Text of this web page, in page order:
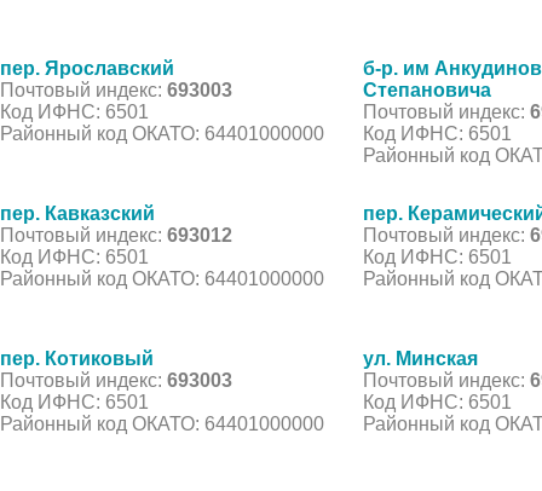
пер. Ярославский
Почтовый индекс: 693003
Код ИФНС: 6501
Районный код ОКАТО: 64401000000
б-р. им
Степановича
Почтовый индекс:
Код ИФНС: 6501
Районный код
пер. Кавказский
Почтовый индекс: 693012
Код ИФНС: 6501
Районный код ОКАТО: 64401000000
пер.
Почтовый индекс:
Код ИФНС: 6501
Районный код
пер. Котиковый
Почтовый индекс: 693003
Код ИФНС: 6501
Районный код ОКАТО: 64401000000
ул. Минская
Почтовый индекс:
Код ИФНС: 6501
Районный код